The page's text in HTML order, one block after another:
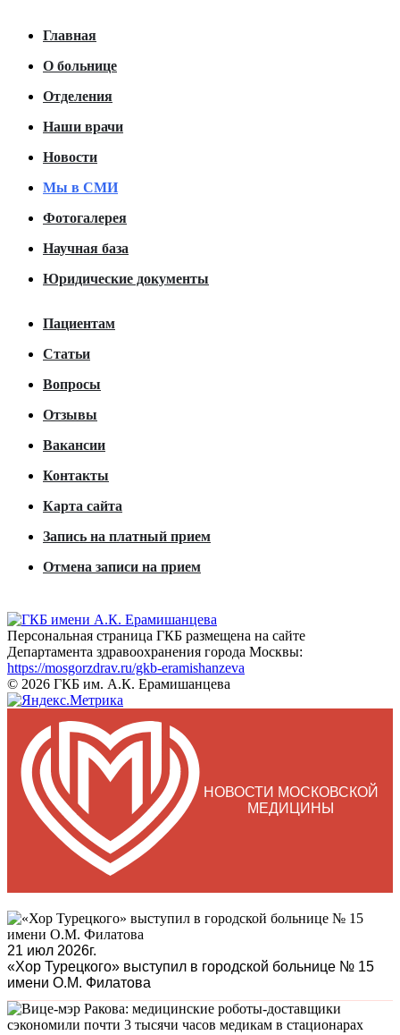
Главная
О больнице
Отделения
Наши врачи
Новости
Мы в СМИ
Фотогалерея
Научная база
Юридические документы
Пациентам
Статьи
Вопросы
Отзывы
Вакансии
Контакты
Карта сайта
Запись на платный прием
Отмена записи на прием
Персональная страница ГКБ размещена на сайте
Департамента здравоохранения города Москвы:
https://mosgorzdrav.ru/gkb-eramishanzeva
© 2026 ГКБ им. А.К. Ерамишанцева
НОВОСТИ МОСКОВСКОЙ
МЕДИЦИНЫ
21 июл 2026г.
«Хор Турецкого» выступил в городской больнице № 15
имени О.М. Филатова